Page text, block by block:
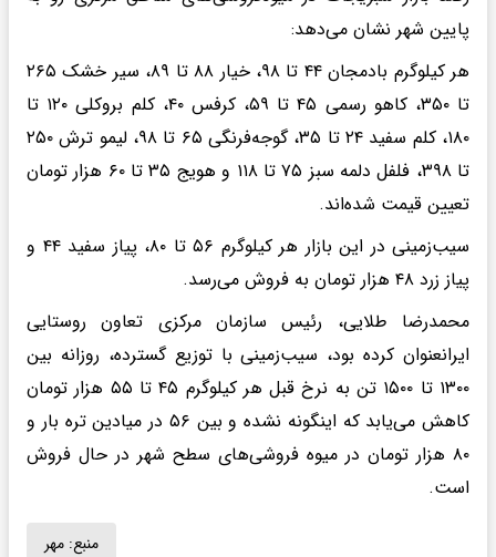
پایین شهر نشان می‌دهد:
هر کیلوگرم بادمجان ۴۴ تا ۹۸، خیار ۸۸ تا ۸۹، سیر خشک ۲۶۵
تا ۳۵۰، کاهو رسمی ۴۵ تا ۵۹، کرفس ۴۰، کلم بروکلی ۱۲۰ تا
۱۸۰، کلم سفید ۲۴ تا ۳۵، گوجه‌فرنگی ۶۵ تا ۹۸، لیمو ترش ۲۵۰
تا ۳۹۸، فلفل دلمه سبز ۷۵ تا ۱۱۸ و هویج ۳۵ تا ۶۰ هزار تومان
تعیین قیمت شده‌اند.
سیب‌زمینی در این بازار هر کیلوگرم ۵۶ تا ۸۰، پیاز سفید ۴۴ و
پیاز زرد ۴۸ هزار تومان به فروش می‌رسد.
محمدرضا طلایی، رئیس سازمان مرکزی تعاون روستایی
ایرانعنوان کرده بود، سیب‌زمینی با توزیع گسترده، روزانه بین
۱۳۰۰ تا ۱۵۰۰ تن به نرخ قبل هر کیلوگرم ۴۵ تا ۵۵ هزار تومان
کاهش می‌یابد که اینگونه نشده و بین ۵۶ در میادین تره بار و
۸۰ هزار تومان در میوه فروشی‌های سطح شهر در حال فروش
است.
منبع: مهر